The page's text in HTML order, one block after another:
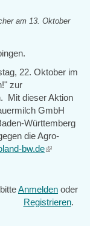
am 13. Oktober
22. Oktober im
zur
Mit dieser Aktion
GmbH
Württemberg
die Agro-
bw.de(link
Anmelden oder
Registrieren.